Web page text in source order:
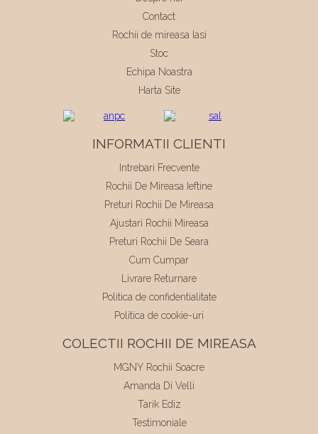
Contact
Rochii de mireasa Iasi
Stoc
Echipa Noastra
Harta Site
INFORMATII CLIENTI
Intrebari Frecvente
Rochii De Mireasa Ieftine
Preturi Rochii De Mireasa
Ajustari Rochii Mireasa
Preturi Rochii De Seara
Cum Cumpar
Livrare Returnare
Politica de confidentialitate
Politica de cookie-uri
COLECTII ROCHII DE MIREASA
MGNY Rochii Soacre
Amanda Di Velli
Tarik Ediz
Testimoniale